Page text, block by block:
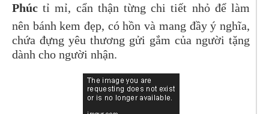
Phúc tỉ mỉ, cẩn thận từng chi tiết nhỏ để làm
nên bánh kem đẹp, có hồn và mang đầy ý nghĩa,
chứa đựng yêu thương gửi gắm của người tặng
dành cho người nhận.